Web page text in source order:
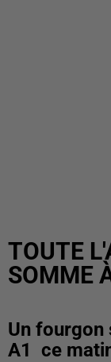
TOUTE
SOMME
Un fourgon
A1 ce